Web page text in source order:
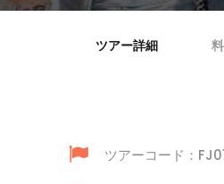
ツアー詳細
ツアーコード：